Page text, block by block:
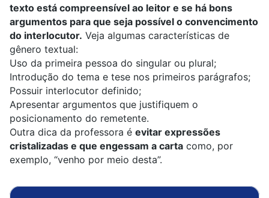
texto está compreensível ao leitor e se há bons
argumentos para que seja possível o convencimento
do interlocutor. Veja algumas características de
gênero textual:
Uso da primeira pessoa do singular ou plural;
Introdução do tema e tese nos primeiros parágrafos;
Possuir interlocutor definido;
Apresentar argumentos que justifiquem o
posicionamento do remetente.
Outra dica da professora é evitar expressões
cristalizadas e que engessam a carta como, por
exemplo, “venho por meio desta”.